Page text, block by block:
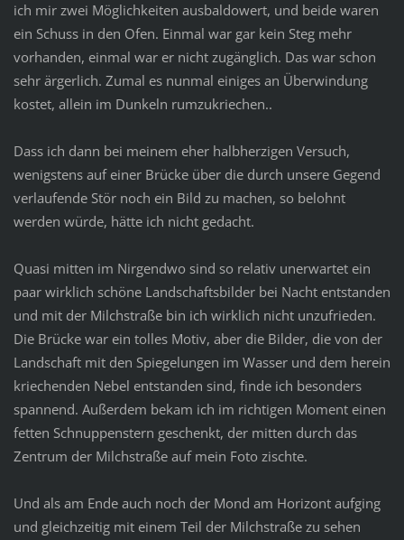
ich mir zwei Möglichkeiten ausbaldowert, und beide waren
ein Schuss in den Ofen. Einmal war gar kein Steg mehr
vorhanden, einmal war er nicht zugänglich. Das war schon
sehr ärgerlich. Zumal es nunmal einiges an Überwindung
kostet, allein im Dunkeln rumzukriechen..
Dass ich dann bei meinem eher halbherzigen Versuch,
wenigstens auf einer Brücke über die durch unsere Gegend
verlaufende Stör noch ein Bild zu machen, so belohnt
werden würde, hätte ich nicht gedacht.
Quasi mitten im Nirgendwo sind so relativ unerwartet ein
paar wirklich schöne Landschaftsbilder bei Nacht entstanden
und mit der Milchstraße bin ich wirklich nicht unzufrieden.
Die Brücke war ein tolles Motiv, aber die Bilder, die von der
Landschaft mit den Spiegelungen im Wasser und dem herein
kriechenden Nebel entstanden sind, finde ich besonders
spannend. Außerdem bekam ich im richtigen Moment einen
fetten Schnuppenstern geschenkt, der mitten durch das
Zentrum der Milchstraße auf mein Foto zischte.
Und als am Ende auch noch der Mond am Horizont aufging
und gleichzeitig mit einem Teil der Milchstraße zu sehen